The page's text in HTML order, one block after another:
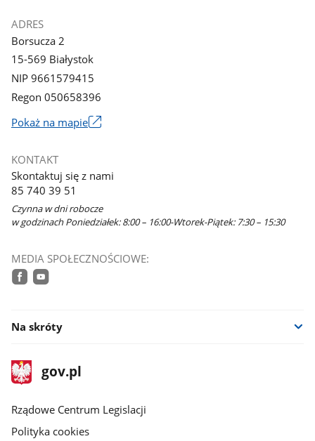
ADRES
Borsucza 2
15-569 Białystok
NIP 9661579415
Regon 050658396
Pokaż na mapieLink
nowym
KONTAKT
Skontaktuj się z nami
85 740 39 51
Czynna w dni robocze
w godzinach Poniedziałek: 8:00 – 16:00-Wtorek-Piątek: 7:30 – 15:30
MEDIA SPOŁECZNOŚCIOWE:
Na skróty
stopka
gov.plStrona
gov.pl
Rządowe Centrum Legislacji
Polityka cookies